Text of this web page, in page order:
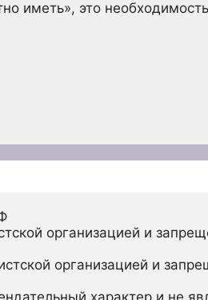
иметь», это
организацией и
организацией и
характер и не